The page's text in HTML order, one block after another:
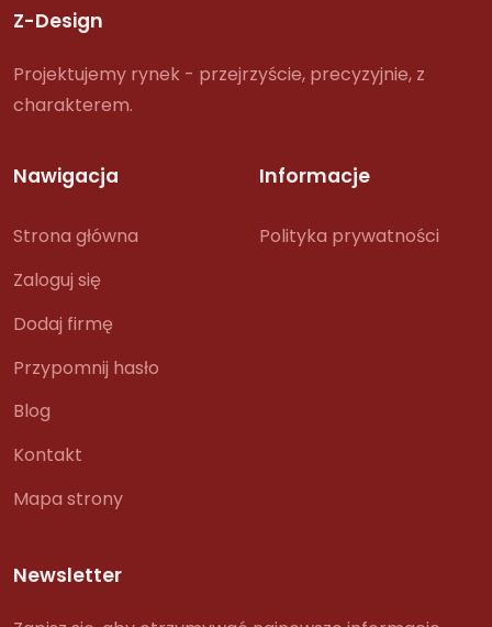
Z-Design
Projektujemy rynek - przejrzyście, precyzyjnie, z
charakterem.
Nawigacja
Strona główna
Zaloguj się
Dodaj firmę
Przypomnij hasło
Blog
Kontakt
Mapa strony
Informacje
Polityka prywatności
Newsletter